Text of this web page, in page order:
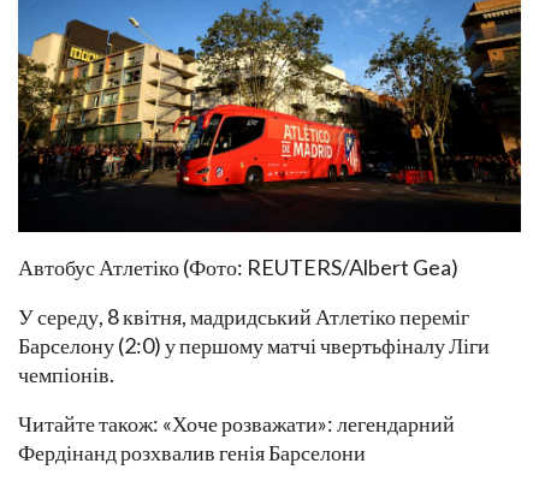
Автобус Атлетіко (Фото: REUTERS/Albert Gea)
У середу, 8 квітня, мадридський Атлетіко переміг
Барселону (2:0) у першому матчі чвертьфіналу Ліги
чемпіонів.
Читайте також: «Хоче розважати»: легендарний
Фердінанд розхвалив генія Барселони